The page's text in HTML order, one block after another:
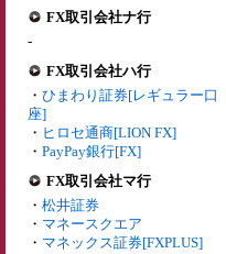
FX取引会社ナ行
-
FX取引会社ハ行
・ ひまわり証券[レギュラー口
座]
・ ヒロセ通商[LION FX]
・ PayPay銀行[FX]
FX取引会社マ行
・ 松井証券
・ マネースクエア
・ マネックス証券[FXPLUS]